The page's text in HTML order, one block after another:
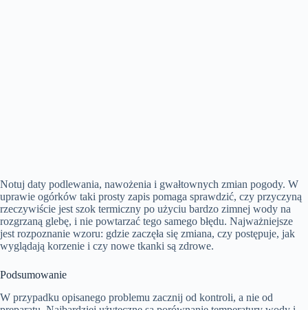
Notuj daty podlewania, nawożenia i gwałtownych zmian pogody. W
uprawie ogórków taki prosty zapis pomaga sprawdzić, czy przyczyną
rzeczywiście jest szok termiczny po użyciu bardzo zimnej wody na
rozgrzaną glebę, i nie powtarzać tego samego błędu. Najważniejsze
jest rozpoznanie wzoru: gdzie zaczęła się zmiana, czy postępuje, jak
wyglądają korzenie i czy nowe tkanki są zdrowe.
Podsumowanie
W przypadku opisanego problemu zacznij od kontroli, a nie od